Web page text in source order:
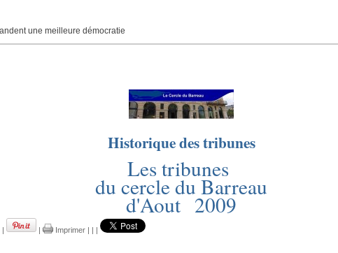
une meilleure démocratie
Historique des tribunes
Les tribunes
du cercle du Barreau
d'Aout 2009
| | Imprimer | | |